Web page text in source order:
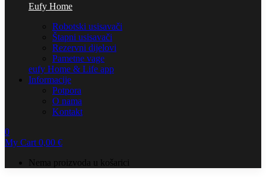
Eufy Home
Robotski usisavači
Štapni usisavači
Rezervni dijelovi
Pametne vage
eufy Home & Life app
Informacije
Potpora
O nama
Kontakt
0
My Cart0,00 €
Nema proizvoda u košarici